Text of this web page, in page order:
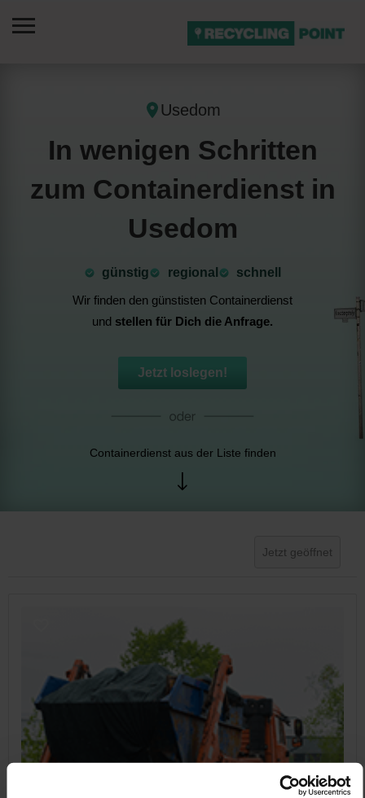
Usedom
In wenigen Schritten
zum Containerdienst in
Usedom
günstig ⁠regional
schnell
Wir finden den günstisten Containerdienst
und stellen für Dich die Anfrage.
Jetzt loslegen!
Containerdienst aus der Liste finden
Jetzt geöffnet